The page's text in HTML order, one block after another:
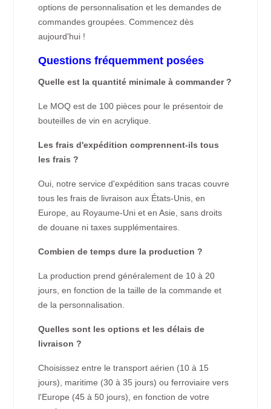
options de personnalisation et les demandes de
commandes groupées. Commencez dès
aujourd'hui !
Questions fréquemment posées
Quelle est la quantité minimale à commander ?
Le MOQ est de 100 pièces pour le présentoir de
bouteilles de vin en acrylique.
Les frais d'expédition comprennent-ils tous
les frais ?
Oui, notre service d'expédition sans tracas couvre
tous les frais de livraison aux États-Unis, en
Europe, au Royaume-Uni et en Asie, sans droits
de douane ni taxes supplémentaires.
Combien de temps dure la production ?
La production prend généralement de 10 à 20
jours, en fonction de la taille de la commande et
de la personnalisation.
Quelles sont les options et les délais de
livraison ?
Choisissez entre le transport aérien (10 à 15
jours), maritime (30 à 35 jours) ou ferroviaire vers
l'Europe (45 à 50 jours), en fonction de votre